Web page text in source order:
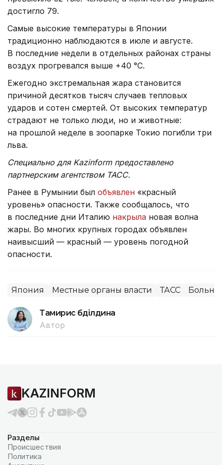
превысило 52 тыс. человек, а количество умерших
достигло 79.
Самые высокие температуры в Японии
традиционно наблюдаются в июле и августе.
В последние недели в отдельных районах страны
воздух прогревался выше +40 °C.
Ежегодно экстремальная жара становится
причиной десятков тысяч случаев тепловых
ударов и сотен смертей. От высоких температур
страдают не только люди, но и животные:
на прошлой неделе в зоопарке Токио погибли три
льва.
Специально для Kazinform предоставлено
партнерским агентством ТАСС.
Ранее в Румынии былобъявлен«красный
уровень» опасности. Также сообщалось, что
в последние дни Италию накрыла новая волна
жары. Во многих крупных городах объявлен
наивысший — красный — уровень погодной
Тамирис Әбділдина
KAZINFORM
Разделы
Происшествия